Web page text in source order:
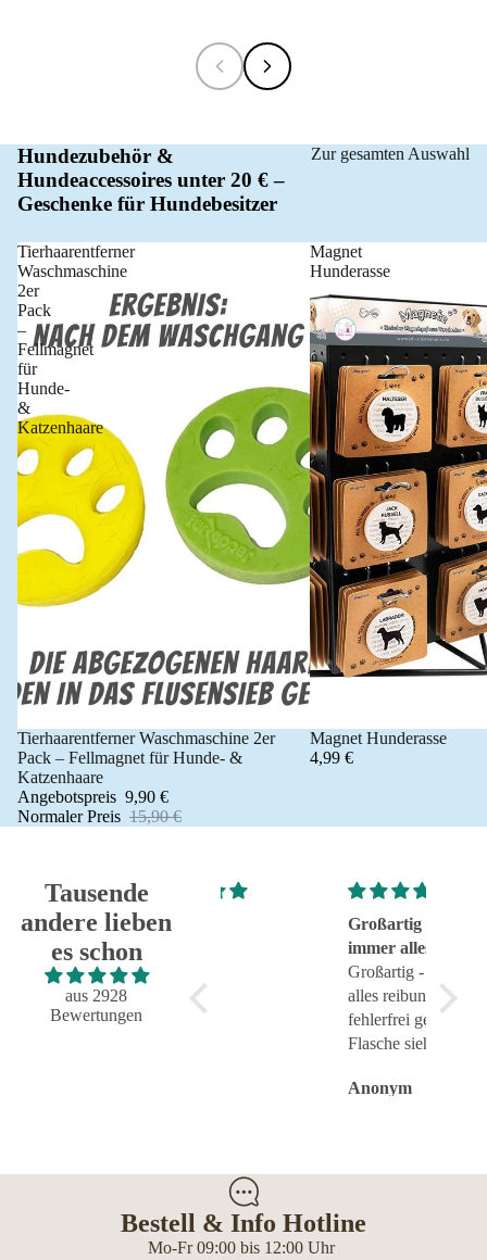
Hundezubehör &
Hundeaccessoires unter 20 € –
Geschenke für Hundebesitzer
Zur gesamten Auswahl
Tierhaarentferner
Waschmaschine
2er
Pack
–
Fellmagnet
für
Hunde-
&
Katzenhaare
Angebot 🐾
Tierhaarentferner Waschmaschine 2er
Pack – Fellmagnet für Hunde- &
Katzenhaare
Angebotspreis 9,90 €
Normaler Preis 15,90 €
Magnet
Hunderasse
Magnet Hunderasse
4,99 €
Tausende
andere lieben
es schon
aus 2928
Bewertungen
Super!
Super!
Großartig - hat wie
immer alles reibungslos
und fehlerfrei geklappt
Großartig - hat wie immer
alles reibungslos und
fehlerfrei geklappt.
Flasche sieht toll aus.
Bestell & Info Hotline
Mo-Fr 09:00 bis 12:00 Uhr